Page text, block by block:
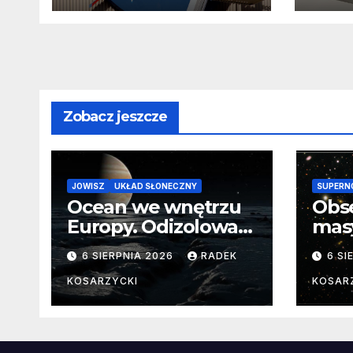
Trumpem
Zobacz jeszcze
JOWISZ UKŁAD SŁONECZNY
Ocean we wnętrzu
Europy. Odizolowani
przez lodową
barierę
6 SIERPNIA 2026 RADEK
KOSARZYCKI
od
6